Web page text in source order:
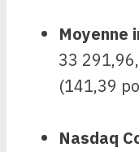
Moyenne
33
(141,39
Nasdaq